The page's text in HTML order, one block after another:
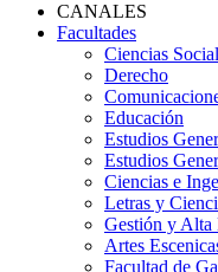
CANALES
Facultades
Ciencias
Derecho
Educación
Estudios
Estudios
Ciencias e
Letras y
Gestión y Alta
Artes
Facultad de